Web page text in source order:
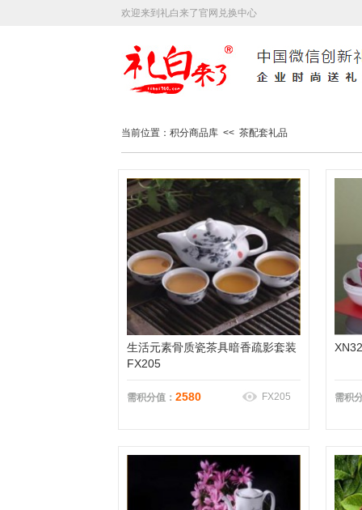
欢迎来到礼白来了官网兑换中心
当前位置：积分商品库 << 茶配套礼品
生活元素骨质瓷茶具暗香疏影套装
FX205
需积分值： 2580 FX205 需积